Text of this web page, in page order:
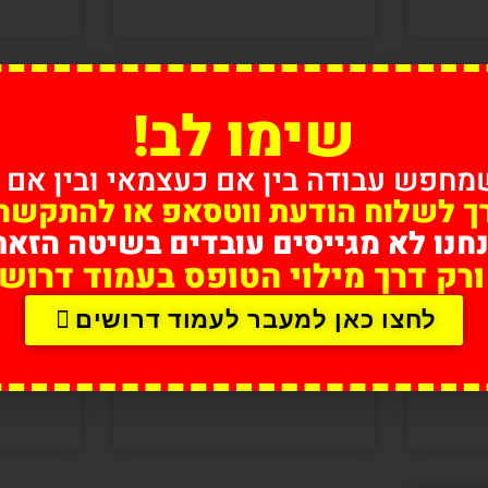
חברת שליחויות
ברחובות
חברת שליחויות
בראשון לציון
שימו לב!
עבודה בין אם כעצמאי ובין
לשלוח הודעת ווטסאפ או
לא מגייסים עובדים בשיטה
דרך מילוי הטופס בעמוד
לחצו כאן למעבר לעמוד דרושים